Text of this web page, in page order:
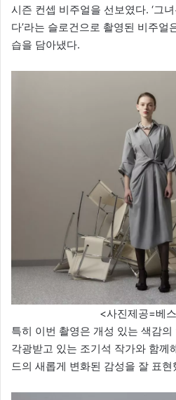
시즌 컨셉 비주얼을 선보였다. ‘그
다’라는 슬로건으로 촬영된 비주얼
습을 담아냈다.
<사진제공=베
특히 이번 촬영은 개성 있는 색감
각광받고 있는 조기석 작가와 함께
드의 새롭게 변화된 감성을 잘 표현